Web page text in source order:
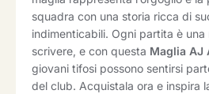
squadra con una storia ricca di
indimenticabili. Ogni partita è
scrivere, e con questa Maglia AJ
giovani tifosi possono sentirsi
del club. Acquistala ora e inspira